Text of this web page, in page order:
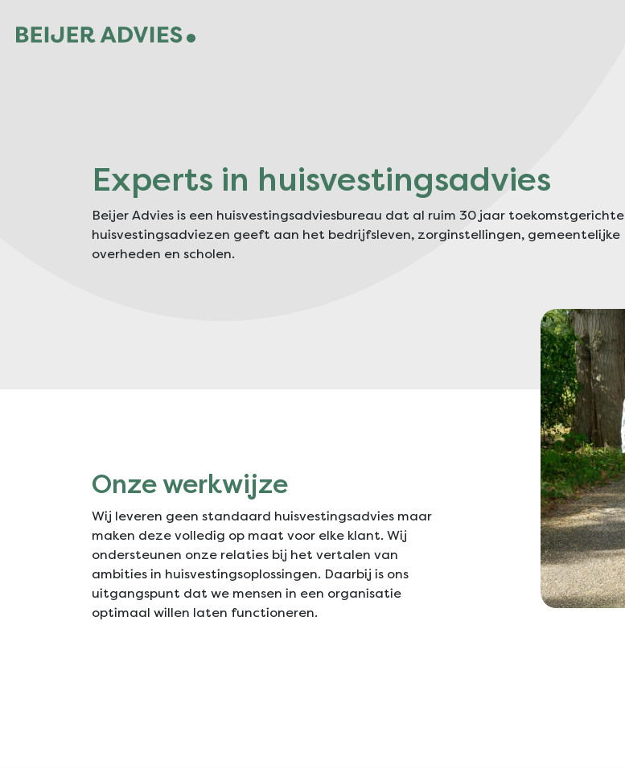
Experts in huisvestingsadvies
Beijer Advies is een huisvestingsadviesbureau dat al ruim 30 jaar toekomstgerichte
huisvestingsadviezen geeft aan het bedrijfsleven, zorginstellingen, gemeentelijke
overheden en scholen.
Onze werkwijze
Wij leveren geen standaard huisvestingsadvies maar
maken deze volledig op maat voor elke klant. Wij
ondersteunen onze relaties bij het vertalen van
ambities in huisvestingsoplossingen. Daarbij is ons
uitgangspunt dat we mensen in een organisatie
optimaal willen laten functioneren.